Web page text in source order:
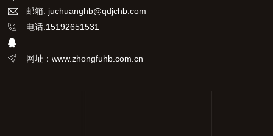
邮箱: juchuanghb@qdjchb.com
电话:15192651531
网址：www.zhongfuhb.com.cn